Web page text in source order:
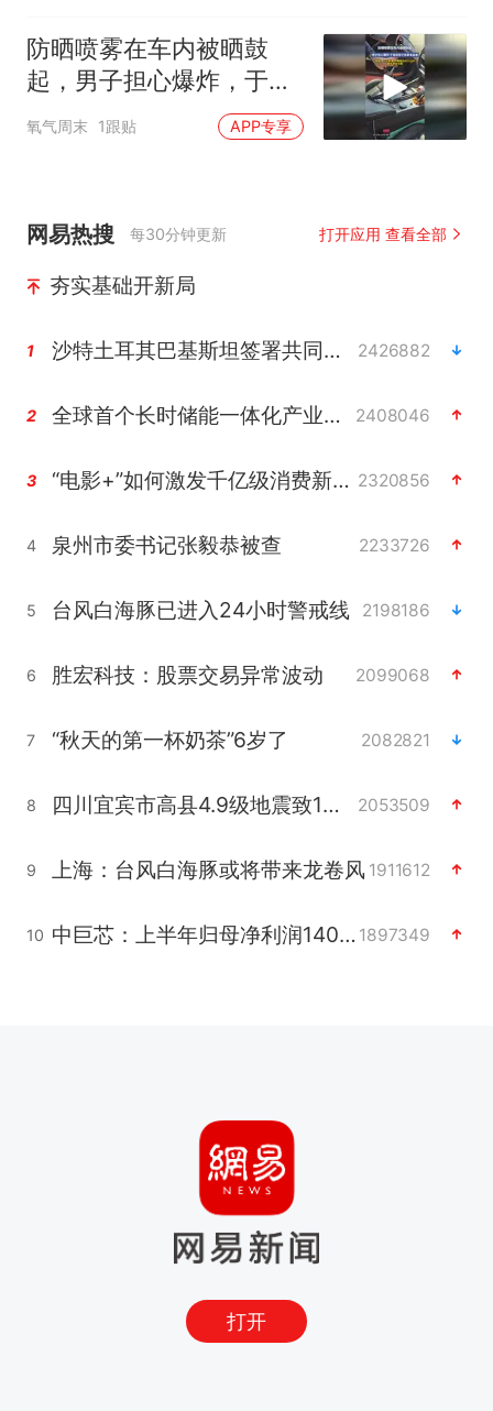
防晒喷雾在车内被晒鼓
起，男子担心爆炸，于是
用钳子将其拿出来
氧气周末 1跟贴 APP专享
网易热搜 每30分钟更新 打开应用 查看全部
夯实基础开新局
1 沙特土耳其巴基斯坦签署共同防务协议 2426882
2 全球首个长时储能一体化产业园量产 2408046
3 “电影+”如何激发千亿级消费新活力？ 2320856
4 泉州市委书记张毅恭被查 2233726
5 台风白海豚已进入24小时警戒线 2198186
6 胜宏科技：股票交易异常波动 2099068
7 “秋天的第一杯奶茶”6岁了 2082821
8 四川宜宾市高县4.9级地震致1人死亡 2053509
9 上海：台风白海豚或将带来龙卷风 1911612
10 中巨芯：上半年归母净利润1405.77万元 1897349
打开